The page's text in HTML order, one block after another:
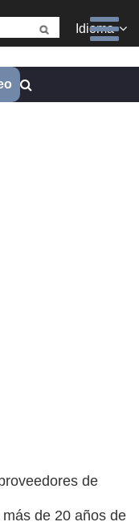
Idioma
de
de 20 años de